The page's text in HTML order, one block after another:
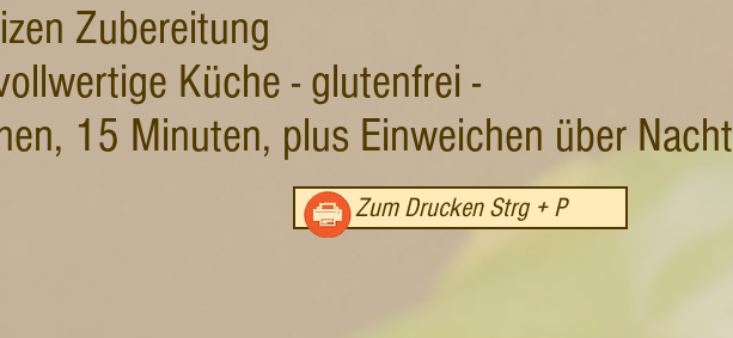
Zubereitung
Küche - glutenfrei -
15 Minuten, plus Einweichen über Nacht
Zum Drucken Strg + P